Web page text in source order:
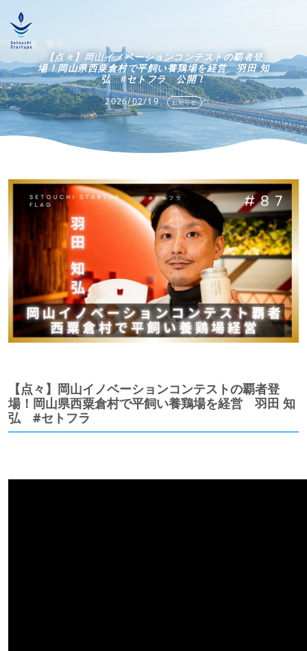
【点々】岡山イノベーションコンテストの覇者登
場！岡山県西粟倉村で平飼い養鶏場を経営 羽田 知
弘 #セトフラ 公開！
2026/02/19 お知らせ
【点々】岡山イノベーションコンテストの覇者登
場！岡山県西粟倉村で平飼い養鶏場を経営 羽田 知
弘 #セトフラ